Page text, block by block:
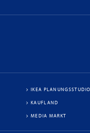
IKEA PLANUNGSSTUDIO
KAUFLAND
MEDIA MARKT